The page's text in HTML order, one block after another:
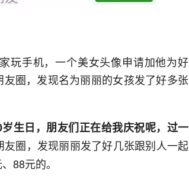
玩手机，一个美女头像申请加他为好
圈，发现名为丽丽的女孩发了好多张
生日，朋友们正在给我庆祝呢，过一
圈，发现丽丽发了好几张跟别人一起
88元的。